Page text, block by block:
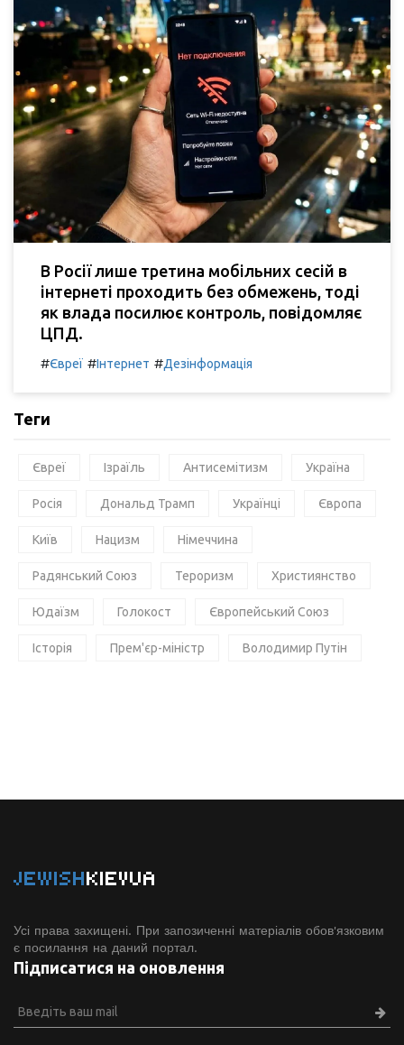
В Росії лише третина мобільних сесій в
інтернеті проходить без обмежень, тоді
як влада посилює контроль, повідомляє
ЦПД.
#Євреї #Інтернет #Дезінформація
Теги
Євреї Ізраїль Антисемітизм Україна
Росія Дональд Трамп Українці Європа
Київ Нацизм Німеччина
Радянський Союз Тероризм Християнство
Юдаїзм Голокост Європейський Союз
Історія Прем'єр-міністр Володимир Путін
JEWISHKIEVUA
Усі права захищені. При запозиченні матеріалів обов'язковим
є посилання на даний портал.
Підписатися на оновлення